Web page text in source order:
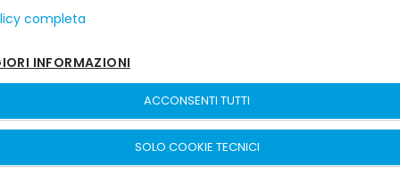
energie e la lucidità nel finale che sono stati
unicato completo!
completa
INFORMAZIONI
ACCONSENTI TUTTI
SOLO COOKIE TECNICI